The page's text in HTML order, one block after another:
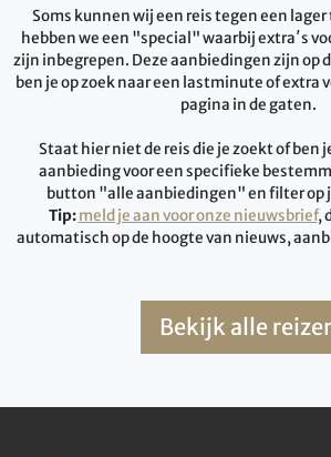
Soms kunnen wij een reis tegen een
hebben we een "special" waarbij extra′s
zijn inbegrepen. Deze aanbiedingen zijn op
ben je op zoek naar een lastminute of extra
pagina in de gaten.
Staat hier niet de reis die je zoekt of ben
aanbieding voor een specifieke
button "alle aanbiedingen" en filter op
Tip: meld je aan voor onze nieuwsbrief,
automatisch op de hoogte van nieuws,
Bekijk alle